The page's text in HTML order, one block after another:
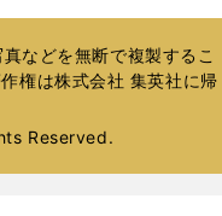
開
く
などを無断で複製するこ
権は株式会社 集英社に帰
Reserved.